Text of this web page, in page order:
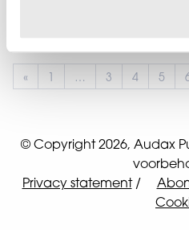
Vorige pagina
« Pagina
1 … Pagina
3 Pagina
4 5
© Copyright 2026, Audax
Privacy statement